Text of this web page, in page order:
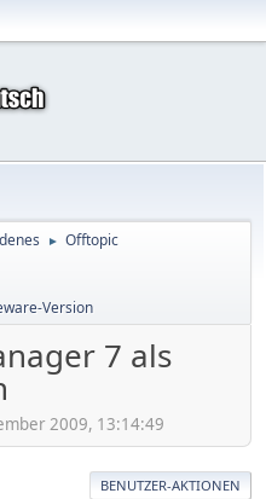
► Offtopic
Version
7 als
2009, 13:14:49
BENUTZER-AKTIONEN